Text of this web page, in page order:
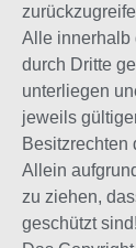
Alle innerhalb
durch Dritte
unterliegen
jeweils
Besitzrechten
Allein
zu ziehen,
geschützt sind!